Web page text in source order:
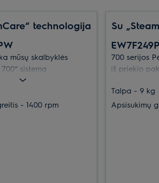
technologija
mūsų skalbyklės
sistema
kiekvieną skalbimą
švelniu garų gūsiu,
drabužių
- 1400 rpm
Su
700 serijos
iš priekio
Talpa - 9 kg
Apsisukimų